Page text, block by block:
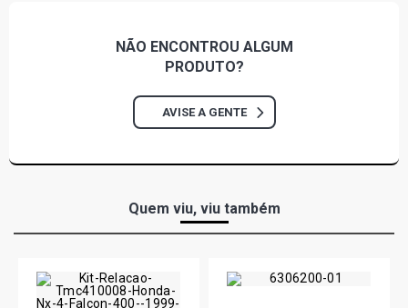
NÃO ENCONTROU ALGUM
PRODUTO?
AVISE A GENTE
Quem viu, viu também